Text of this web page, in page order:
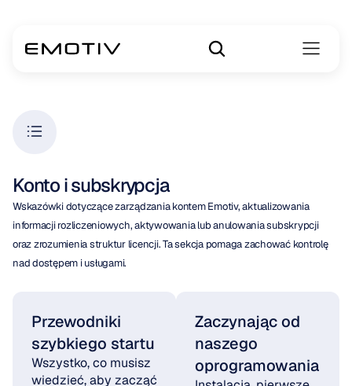
Konto i subskrypcja
Wskazówki dotyczące zarządzania kontem Emotiv, aktualizowania
informacji rozliczeniowych, aktywowania lub anulowania subskrypcji
oraz zrozumienia struktur licencji. Ta sekcja pomaga zachować kontrolę
nad dostępem i usługami.
Przewodniki
szybkiego startu
Wszystko, co musisz
wiedzieć, aby zacząć
Zaczynając od
naszego
oprogramowania